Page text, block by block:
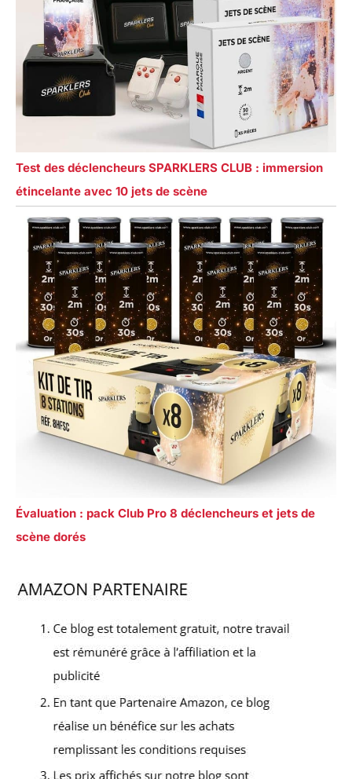
Test des déclencheurs SPARKLERS CLUB : immersion
étincelante avec 10 jets de scène
Évaluation : pack Club Pro 8 déclencheurs et jets de
scène dorés